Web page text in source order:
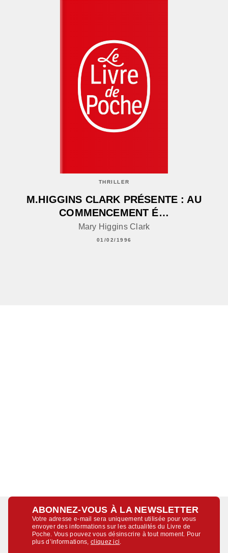
THRILLER
M.HIGGINS CLARK PRÉSENTE : AU
COMMENCEMENT É…
Mary Higgins Clark
01/02/1996
ABONNEZ-VOUS À LA NEWSLETTER
Votre adresse e-mail sera uniquement utilisée pour vous
envoyer des informations sur les actualités du Livre de
Poche. Vous pouvez vous désinscrire à tout moment. Pour
plus d’informations,cliquez ici